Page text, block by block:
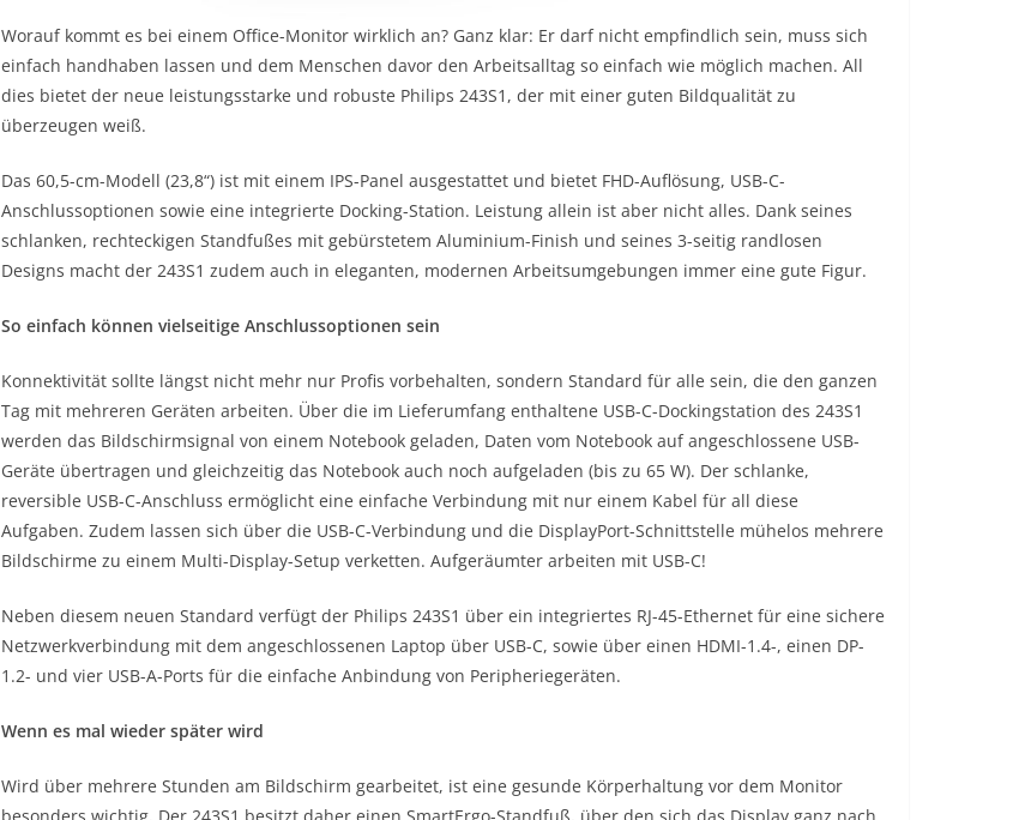
Worauf kommt es bei einem Office-Monitor wirklich an? Ganz klar: Er darf nicht empfindlich sein, muss sich
einfach handhaben lassen und dem Menschen davor den Arbeitsalltag so einfach wie möglich machen. All
dies bietet der neue leistungsstarke und robuste Philips 243S1, der mit einer guten Bildqualität zu
überzeugen weiß.
Das 60,5-cm-Modell (23,8“) ist mit einem IPS-Panel ausgestattet und bietet FHD-Auflösung, USB-C-
Anschlussoptionen sowie eine integrierte Docking-Station. Leistung allein ist aber nicht alles. Dank seines
schlanken, rechteckigen Standfußes mit gebürstetem Aluminium-Finish und seines 3-seitig randlosen
Designs macht der 243S1 zudem auch in eleganten, modernen Arbeitsumgebungen immer eine gute Figur.
So einfach können vielseitige Anschlussoptionen sein
Konnektivität sollte längst nicht mehr nur Profis vorbehalten, sondern Standard für alle sein, die den ganzen
Tag mit mehreren Geräten arbeiten. Über die im Lieferumfang enthaltene USB-C-Dockingstation des 243S1
werden das Bildschirmsignal von einem Notebook geladen, Daten vom Notebook auf angeschlossene USB-
Geräte übertragen und gleichzeitig das Notebook auch noch aufgeladen (bis zu 65 W). Der schlanke,
reversible USB-C-Anschluss ermöglicht eine einfache Verbindung mit nur einem Kabel für all diese
Aufgaben. Zudem lassen sich über die USB-C-Verbindung und die DisplayPort-Schnittstelle mühelos mehrere
Bildschirme zu einem Multi-Display-Setup verketten. Aufgeräumter arbeiten mit USB-C!
Neben diesem neuen Standard verfügt der Philips 243S1 über ein integriertes RJ-45-Ethernet für eine sichere
Netzwerkverbindung mit dem angeschlossenen Laptop über USB-C, sowie über einen HDMI-1.4-, einen DP-
1.2- und vier USB-A-Ports für die einfache Anbindung von Peripheriegeräten.
Wenn es mal wieder später wird
Wird über mehrere Stunden am Bildschirm gearbeitet, ist eine gesunde Körperhaltung vor dem Monitor